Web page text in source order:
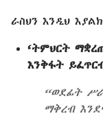
ራስህን እንዲህ
‘ትምህርት
እንቅፋት
“ወደፊት
ማቅረብ